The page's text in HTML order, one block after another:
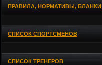
ПРАВИЛА, НОРМАТИВЫ, БЛАНКИ
СПИСОК СПОРТСМЕНОВ
СПИСОК ТРЕНЕРОВ